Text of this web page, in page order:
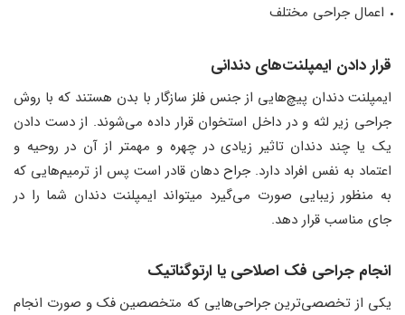
اعمال جراحی مختلف
قرار دادن ایمپلنت‌های دندانی
ایمپلنت‌ دندان پیچ‌هایی از جنس فلز سازگار با بدن هستند که با روش
جراحی زیر لثه و در داخل استخوان قرار داده می‌شوند. از دست دادن
یک یا چند دندان تاثیر زیادی در چهره و مهمتر از آن در روحیه و
اعتماد به نفس افراد دارد. جراح دهان قادر است پس از ترمیم‌هایی که
به منظور زیبایی صورت می‌گیرد میتواند ایمپلنت دندان شما را در
جای مناسب قرار دهد.
انجام جراحی فک اصلاحی یا ارتوگناتیک
یکی از تخصصی‌ترین جراحی‌هایی که متخصصین فک و صورت انجام